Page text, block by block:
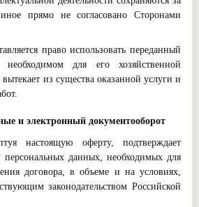
прямо не согласовано Сторонами
право использовать переданный
необходимом для его хозяйственной
вытекает из существа оказанной услуги и
и электронный документооборот
настоящую оферту, подтверждает
персональных данных, необходимых для
договора, в объеме и на условиях,
законодательством Российской